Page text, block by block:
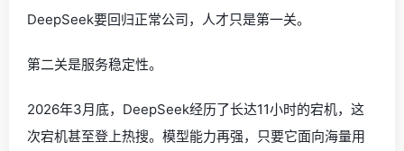
DeepSeek要回归正常公司，人才只是第一关。
第二关是服务稳定性。
2026年3月底，DeepSeek经历了长达11小时的宕机，这
次宕机甚至登上热搜。模型能力再强，只要它面向海量用